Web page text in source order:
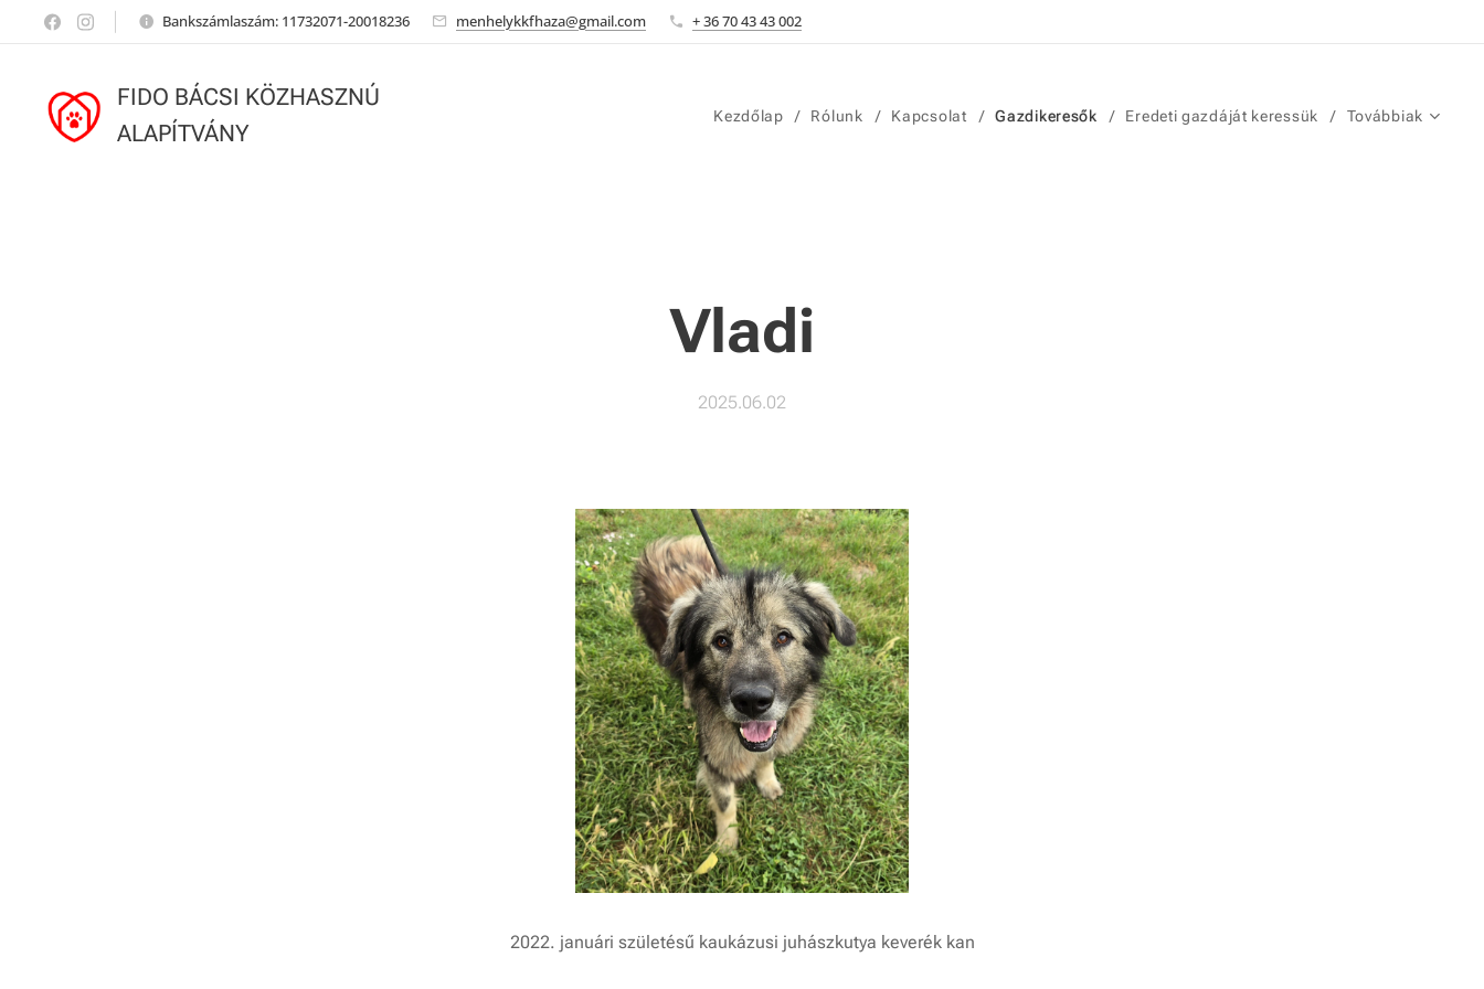
Bankszámlaszám: 11732071-20018236 menhelykkfhaza@gmail.com + 36 70 43 43 002
FIDO BÁCSI KÖZHASZNÚ
ALAPÍTVÁNY
Kezdőlap Rólunk Kapcsolat Gazdikeresők Eredeti gazdáját keressük Továbbiak
Vladi
2025.06.02
2022. januári születésű kaukázusi juhászkutya keverék kan